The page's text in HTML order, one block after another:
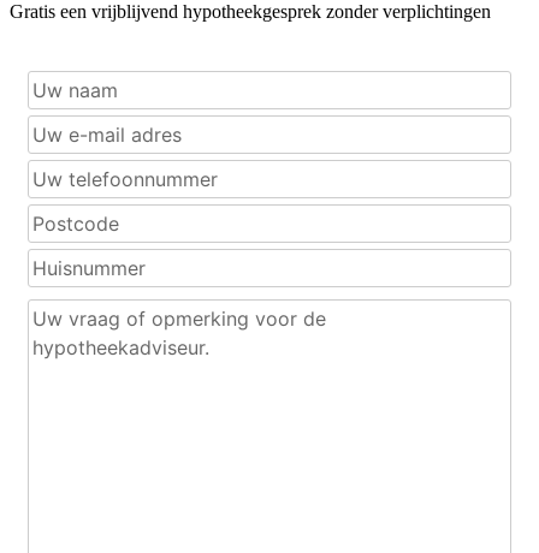
Gratis een vrijblijvend hypotheekgesprek zonder verplichtingen